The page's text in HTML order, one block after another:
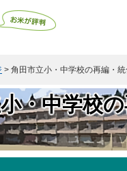
> 角田市立小・中学校の再編・統
・中学校